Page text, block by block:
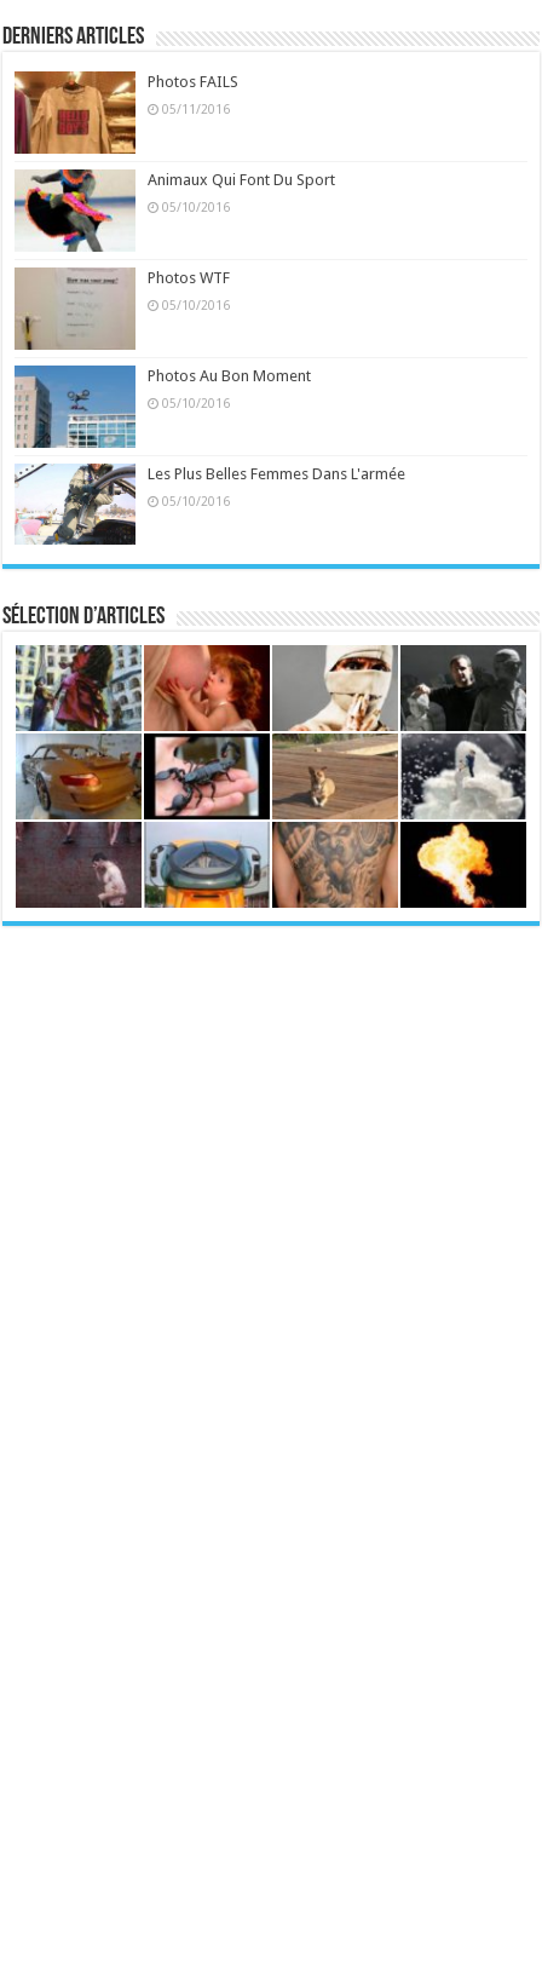
Derniers Articles
Photos FAILS
05/11/2016
Animaux Qui Font Du Sport
05/10/2016
Photos WTF
05/10/2016
Photos Au Bon Moment
05/10/2016
Les Plus Belles Femmes Dans L'armée
05/10/2016
Sélection d’articles